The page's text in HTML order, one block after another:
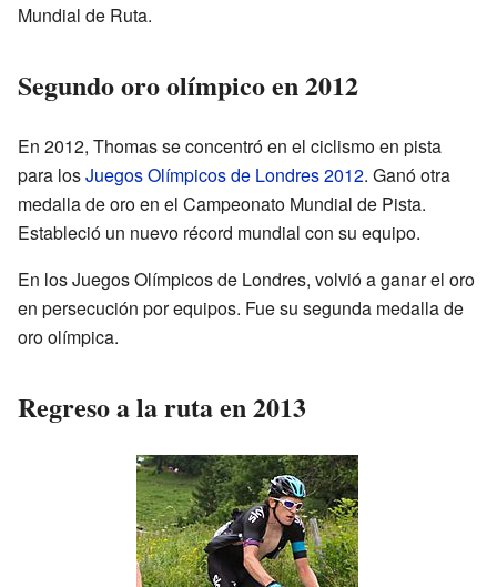
Mundial de Ruta.
Segundo oro olímpico en 2012
En 2012, Thomas se concentró en el ciclismo en pista
para losJuegos Olímpicos de Londres 2012. Ganó otra
medalla de oro en el Campeonato Mundial de Pista.
Estableció un nuevo récord mundial con su equipo.
En los Juegos Olímpicos de Londres, volvió a ganar el oro
en persecución por equipos. Fue su segunda medalla de
oro olímpica.
Regreso a la ruta en 2013